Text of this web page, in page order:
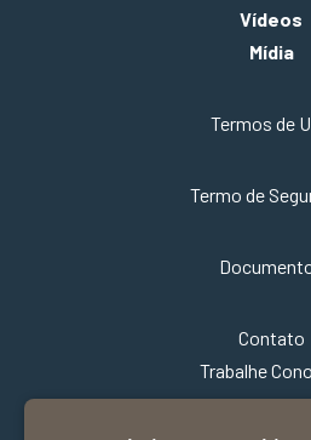
Vídeos
Mídia
Termos de
Termo de
Contato
Trabalhe